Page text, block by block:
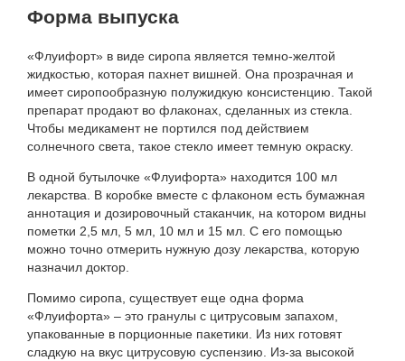
Форма выпуска
«Флуифорт» в виде сиропа является темно-желтой
жидкостью, которая пахнет вишней. Она прозрачная и
имеет сиропообразную полужидкую консистенцию. Такой
препарат продают во флаконах, сделанных из стекла.
Чтобы медикамент не портился под действием
солнечного света, такое стекло имеет темную окраску.
В одной бутылочке «Флуифорта» находится 100 мл
лекарства. В коробке вместе с флаконом есть бумажная
аннотация и дозировочный стаканчик, на котором видны
пометки 2,5 мл, 5 мл, 10 мл и 15 мл. С его помощью
можно точно отмерить нужную дозу лекарства, которую
назначил доктор.
Помимо сиропа, существует еще одна форма
«Флуифорта» – это гранулы с цитрусовым запахом,
упакованные в порционные пакетики. Из них готовят
сладкую на вкус цитрусовую суспензию. Из-за высокой